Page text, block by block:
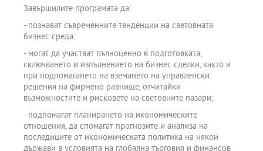
Завършилите програмата да:
- познават съвременните тенденции на световната
бизнес среда;
- могат да участват пълноценно в подготовката,
сключването и изпълнението на бизнес сделки, както и
при подпомагането на вземането на управленски
решения на фирмено равнище, отчитайки
възможностите и рисковете на световните пазари;
- подпомагат планирането на икономическите
отношения, да спомагат прогнозите и анализа на
последиците от икономическата политика на някои